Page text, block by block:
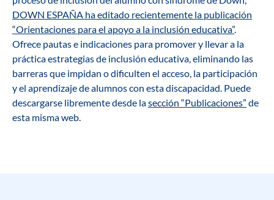
DOWN ESPAÑA ha editado recientemente la publicación
“Orientaciones para el apoyo a la inclusión educativa”.
Ofrece pautas e indicaciones para promover y llevar a la
práctica estrategias de inclusión educativa, eliminando las
barreras que impidan o dificulten el acceso, la participación
y el aprendizaje de alumnos con esta discapacidad. Puede
descargarse libremente desde lasección “Publicaciones” de
esta misma web.